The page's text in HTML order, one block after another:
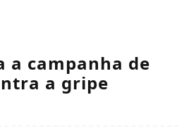
a campanha de
a gripe